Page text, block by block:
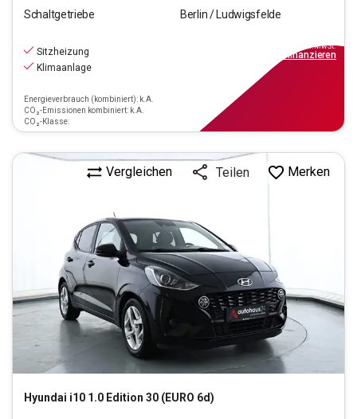
Schaltgetriebe Berlin / Ludwigsfelde
Sitzheizung
Klimaanlage
Energieverbrauch (kombiniert): k.A.
CO₂-Emissionen kombiniert: k.A.
CO₂-Klasse:
inkl.MwSt.
finanzieren
Hyundai i10 1.0 Edition 30 (EURO 6d)
Vergleichen Teilen Merken